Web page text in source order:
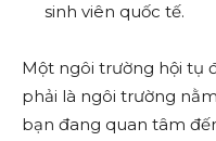
sinh viên quốc tế.
Một ngôi trường hội tụ
phải là ngôi trường
bạn đang quan tâm